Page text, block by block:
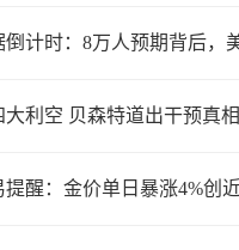
大利空 贝森特道出干预真相